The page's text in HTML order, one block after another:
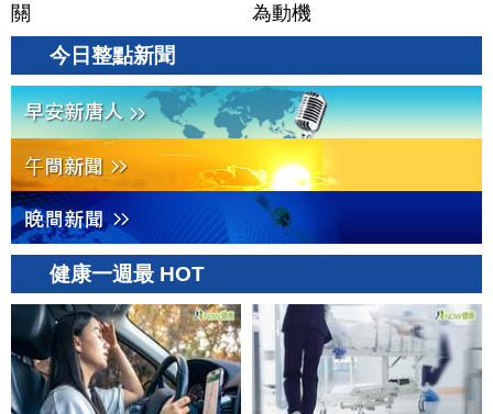
關
為動機
今日整點新聞
健康一週最 HOT